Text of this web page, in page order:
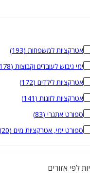
אטרקציות למשפחות (
193
)
ימי גיבוש לעובדים וקבוצות (
178
אטרקציות לילדים (
172
)
אטרקציות לזוגות (
141
)
ספורט אתגרי (
83
)
ספורט ימי, אטרקציות מים (
20
)
לפי אזורים